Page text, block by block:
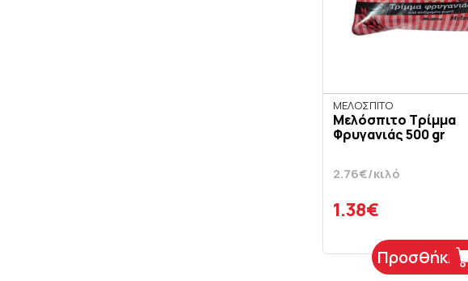
ΜΕΛΟΣΠΙΤΟ
Μελόσπιτο Τρίμμα
Φρυγανιάς 500 gr
2.76€/κιλό
1.38€
Προσθήκη